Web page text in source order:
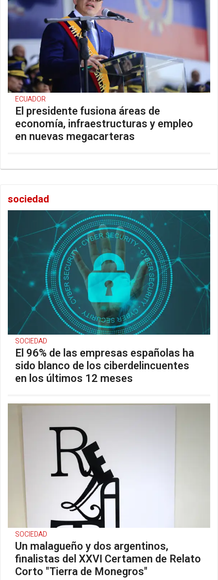
ECUADOR
El presidente fusiona áreas de
economía, infraestructuras y empleo
en nuevas megacarteras
sociedad
SOCIEDAD
El 96% de las empresas españolas ha
sido blanco de los ciberdelincuentes
en los últimos 12 meses
SOCIEDAD
Un malagueño y dos argentinos,
finalistas del XXVI Certamen de Relato
Corto "Tierra de Monegros"